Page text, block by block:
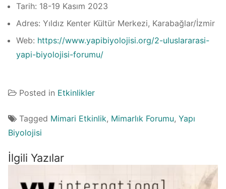
Tarih: 18-19 Kasım 2023
Adres: Yıldız Kenter Kültür Merkezi, Karabağlar/İzmir
Web: https://www.yapibiyolojisi.org/2-uluslararasi-
yapi-biyolojisi-forumu/
Posted in Etkinlikler
Tagged Mimari Etkinlik, Mimarlık Forumu, Yapı
Biyolojisi
İlgili Yazılar